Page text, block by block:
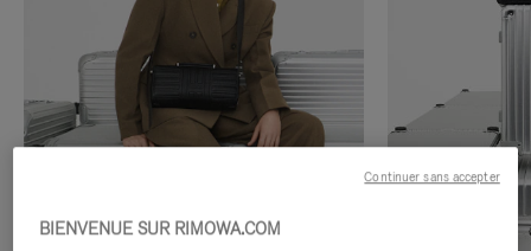
BIENVENUE SUR RIMOWA.COM
Continuer sans accepter